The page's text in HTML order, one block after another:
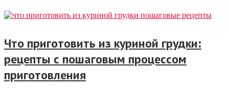
Что приготовить из куриной грудки:
рецепты с пошаговым процессом
приготовления